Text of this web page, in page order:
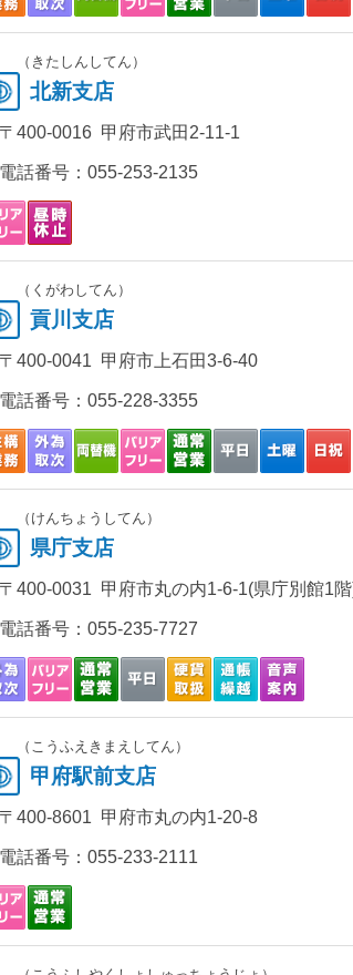
（きたしんしてん）
北新支店
〒400-0016 甲府市武田2-11-1
電話番号： 055-253-2135
（くがわしてん）
貢川支店
〒400-0041 甲府市上石田3-6-40
電話番号： 055-228-3355
（けんちょうしてん）
県庁支店
〒400-0031 甲府市丸の内1-6-1(県庁別館1
電話番号： 055-235-7727
（こうふえきまえしてん）
甲府駅前支店
〒400-8601 甲府市丸の内1-20-8
電話番号： 055-233-2111